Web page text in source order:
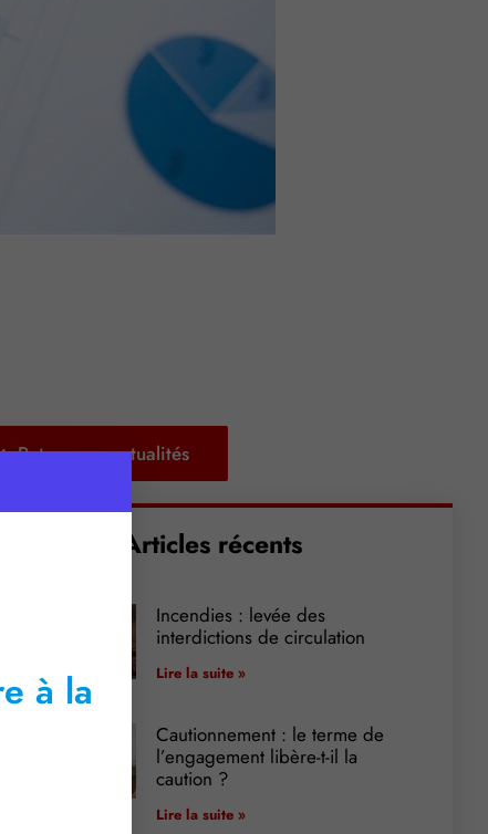
Retour aux actualités
Articles récents
Incendies : levée des
interdictions de circulation
Lire la suite »
Cautionnement : le terme de
l’engagement libère-t-il la
caution ?
Lire la suite »
à la